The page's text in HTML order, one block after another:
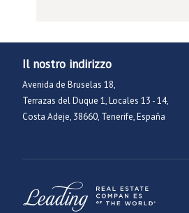
Il nostro indirizzo
Avenida de Bruselas 18,
Terrazas del Duque 1, Locales 13 - 14,
Costa Adeje, 38660, Tenerife, España